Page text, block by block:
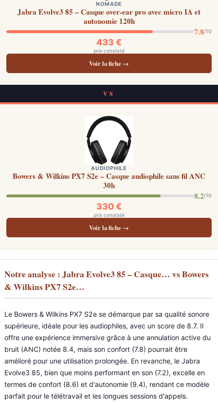
NOMADE
Jabra Evolve3 85 – Casque over-ear pro avec micro IA et
autonomie 120h
7.8/10
433 €
prix constaté
Voir la fiche →
VS
AUDIOPHILE
Bowers & Wilkins PX7 S2e – Casque audiophile sans fil ANC
30h
8.2/10
330 €
prix constaté
Voir la fiche →
Notre analyse : Jabra Evolve3 85 – Casque… vs Bowers
& Wilkins PX7 S2e…
Le Bowers & Wilkins PX7 S2e se démarque par sa qualité sonore
supérieure, idéale pour les audiophiles, avec un score de 8.7. Il
offre une expérience immersive grâce à une annulation active du
bruit (ANC) notée 8.4, mais son confort (7.8) pourrait être
amélioré pour une utilisation prolongée. En revanche, le Jabra
Evolve3 85, bien que moins performant en son (7.2), excelle en
termes de confort (8.6) et d'autonomie (9.4), rendant ce modèle
parfait pour le télétravail et les longues sessions d'appels.